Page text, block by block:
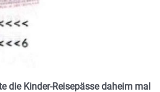
die Kinder-Reisepässe daheim mal